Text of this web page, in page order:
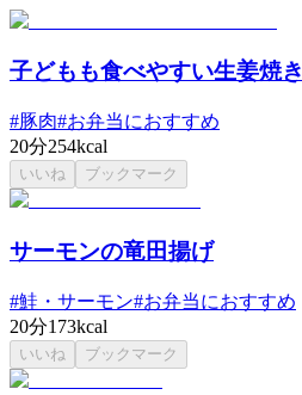
子どもも食べやすい生姜焼き
#豚肉#お弁当におすすめ
20分254kcal
いいね ブックマーク
サーモンの竜田揚げ
#鮭・サーモン#お弁当におすすめ
20分173kcal
いいね ブックマーク